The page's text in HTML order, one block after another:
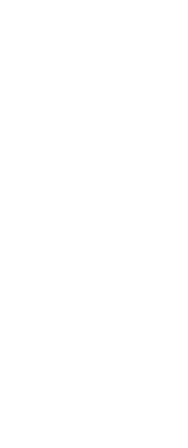
buitentoepassingen, met
en houtrot en het
manier verwerkt en